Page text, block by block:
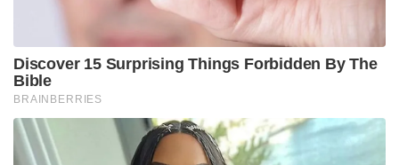
Discover 15 Surprising Things Forbidden By The
Bible
BRAINBERRIES